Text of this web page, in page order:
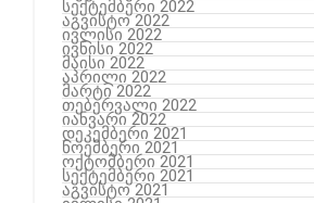
სექტემბერი 2022
აგვისტო 2022
ივლისი 2022
ივნისი 2022
მაისი 2022
აპრილი 2022
მარტი 2022
თებერვალი 2022
იანვარი 2022
დეკემბერი 2021
ნოემბერი 2021
ოქტომბერი 2021
სექტემბერი 2021
აგვისტო 2021